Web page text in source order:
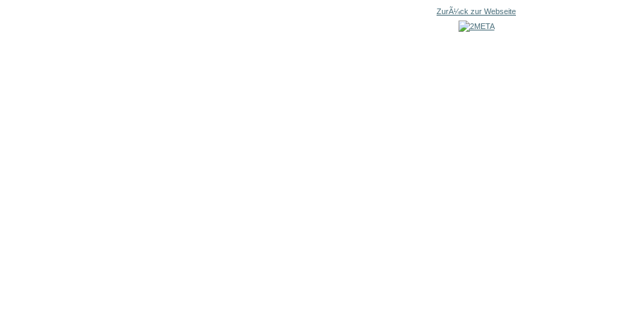
ZurÃ¼ck zur Webseite